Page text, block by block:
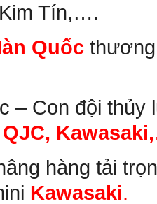
Tín,….
Quốc
– Con đội
QJC,
hàng tải
Kawasaki.